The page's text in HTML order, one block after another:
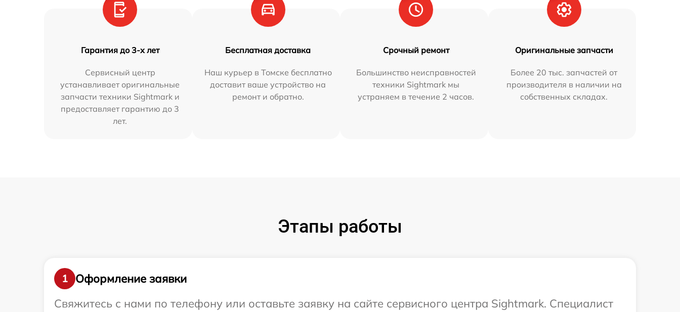
Гарантия до 3-х лет
Сервисный центр
устанавливает оригинальные
запчасти техники Sightmark и
предоставляет гарантию до 3
лет.
Бесплатная доставка
Наш курьер в Томске бесплатно
доставит ваше устройство на
ремонт и обратно.
Срочный ремонт
Большинство неисправностей
техники Sightmark мы
устраняем в течение 2 часов.
Оригинальные запчасти
Более 20 тыс. запчастей от
производителя в наличии на
собственных складах.
Этапы работы
1
Оформление заявки
Свяжитесь с нами по телефону или оставьте заявку на сайте сервисного центра Sightmark. Специалист